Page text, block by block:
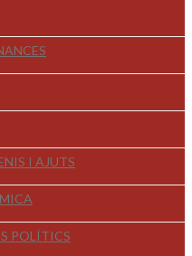
I AJUTS
POLÍTICS